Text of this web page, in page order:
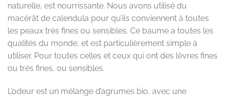
naturelle, est nourrissante. Nous avons utilisé du
macérât de calendula pour qu’ils conviennent à toutes
les peaux très fines ou sensibles. Ce baume a toutes les
qualités du monde, et est particulièrement simple à
utiliser. Pour toutes celles et ceux qui ont des lèvres fines
ou très fines, ou sensibles.
L’odeur est un mélange d’agrumes bio, avec une